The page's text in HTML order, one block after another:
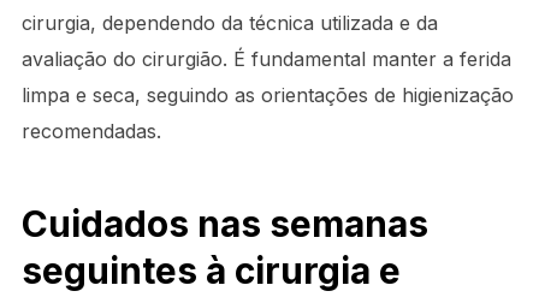
cirurgia, dependendo da técnica utilizada e da
avaliação do cirurgião. É fundamental manter a ferida
limpa e seca, seguindo as orientações de higienização
recomendadas.
Cuidados nas semanas
seguintes à cirurgia e